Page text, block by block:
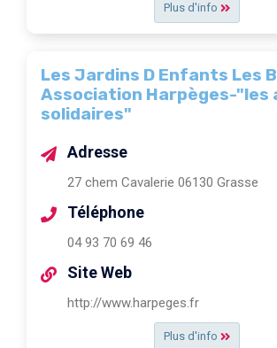
Plus d'info
Les Jardins D Enfants Les
Association Harpèges-"les
solidaires"
Plus d'info
Adresse
27 chem Cavalerie 06130 Grasse
Téléphone
04 93 70 69 46
Site Web
http://www.harpeges.fr